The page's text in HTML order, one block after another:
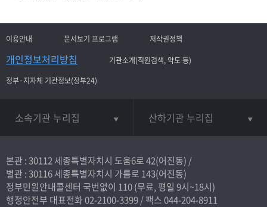
이용안내 문서보기 프로그램 저작권정책
개인정보처리방침
기관소개(직원검색, 약도 등)
정부·지자체 기관정보(정부24)
소속기관 누리집 산하기관 누리집
본관 : 30112 세종특별자치시 도움6로 42(어진동) /
별관 : 30116 세종특별자치시 가름로 143(어진동)
정부민원안내콜센터 국번없이 110(무료, 평일 9시~18시)
행정안전부 대표전화02-2100-3399/ 팩스 044-204-8911